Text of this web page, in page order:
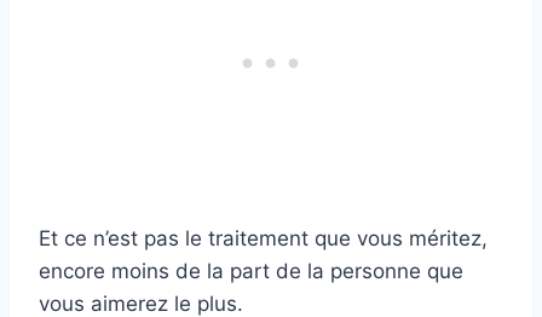
Et ce n’est pas le traitement que vous méritez,
encore moins de la part de la personne que
vous aimerez le plus.